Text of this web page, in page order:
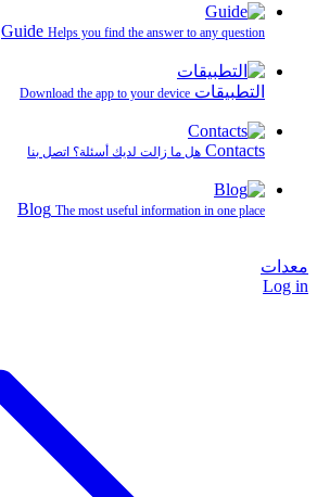
Guide Helps you find the answer to any question
التطبيقات Download the app to your device
Contacts هل ما زالت لديك أسئلة؟ اتصل بنا
Blog The most useful information in one place
معدات
Log in